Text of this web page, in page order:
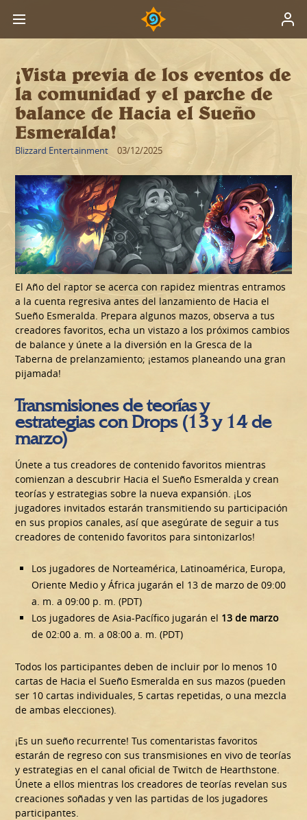
¡Vista previa de los eventos de
la comunidad y el parche de
balance de Hacia el Sueño
Esmeralda!
Blizzard Entertainment 03/12/2025
El Año del raptor se acerca con rapidez mientras entramos
a la cuenta regresiva antes del lanzamiento de Hacia el
Sueño Esmeralda. Prepara algunos mazos, observa a tus
creadores favoritos, echa un vistazo a los próximos cambios
de balance y únete a la diversión en la Gresca de la
Taberna de prelanzamiento; ¡estamos planeando una gran
pijamada!
Transmisiones de teorías y
estrategias con Drops (13 y 14 de
marzo)
Únete a tus creadores de contenido favoritos mientras
comienzan a descubrir Hacia el Sueño Esmeralda y crean
teorías y estrategias sobre la nueva expansión. ¡Los
jugadores invitados estarán transmitiendo su participación
en sus propios canales, así que asegúrate de seguir a tus
creadores de contenido favoritos para sintonizarlos!
Los jugadores de Norteamérica, Latinoamérica, Europa,
Oriente Medio y África jugarán el 13 de marzo de 09:00
a. m. a 09:00 p. m. (PDT)
Los jugadores de Asia-Pacífico jugarán el 13 de marzo
de 02:00 a. m. a 08:00 a. m. (PDT)
Todos los participantes deben de incluir por lo menos 10
cartas de Hacia el Sueño Esmeralda en sus mazos (pueden
ser 10 cartas individuales, 5 cartas repetidas, o una mezcla
de ambas elecciones).
¡Es un sueño recurrente! Tus comentaristas favoritos
estarán de regreso con sus transmisiones en vivo de teorías
y estrategias en el canal oficial de Twitch de Hearthstone.
Únete a ellos mientras los creadores de teorías revelan sus
creaciones soñadas y ven las partidas de los jugadores
participantes.